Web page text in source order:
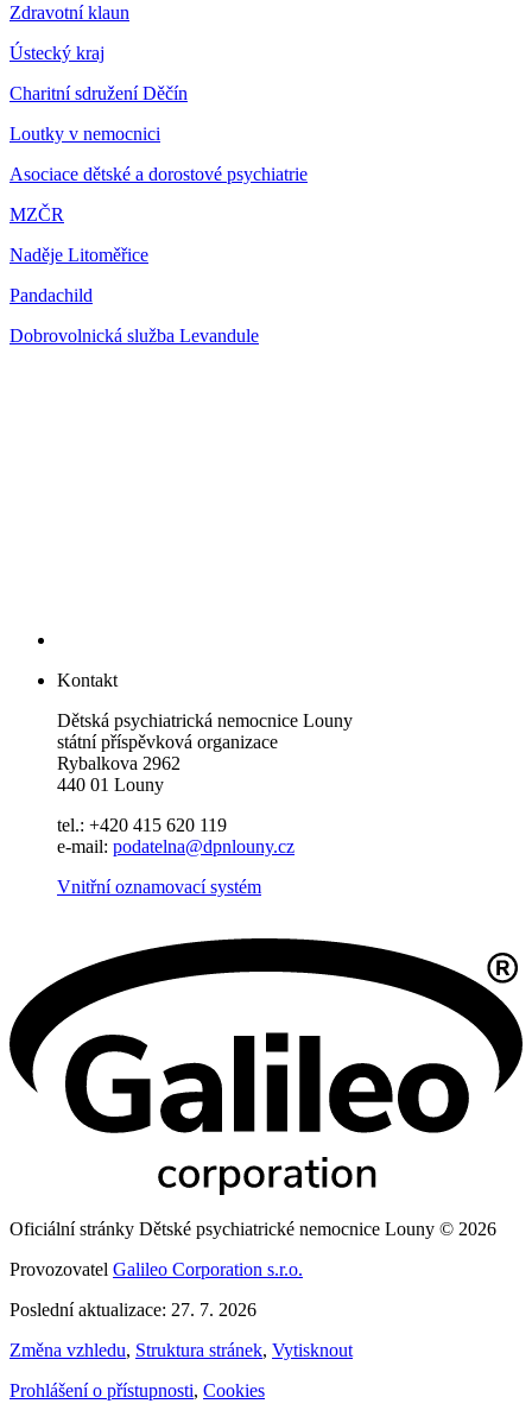
Zdravotní klaun
Ústecký kraj
Charitní sdružení Děčín
Loutky v nemocnici
Asociace dětské a dorostové psychiatrie
MZČR
Naděje Litoměřice
Pandachild
Dobrovolnická služba Levandule
Kontakt
Dětská psychiatrická nemocnice Louny
státní příspěvková organizace
Rybalkova 2962
440 01 Louny
tel.: +420 415 620 119
e-mail: podatelna@dpnlouny.cz
Vnitřní oznamovací systém
Oficiální stránky Dětské psychiatrické nemocnice Louny © 2026
Provozovatel Galileo Corporation s.r.o.
Poslední aktualizace: 27. 7. 2026
Změna vzhledu, Struktura stránek, Vytisknout
Prohlášení o přístupnosti, Cookies